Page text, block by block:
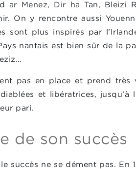
ar Menez, Dir ha Tan, Bleizi
On y rencontre aussi
sont plus inspirés par
nantais est bien sûr de la
pas en place et prend très
et libératrices, jusqu’à
pari.
de son succès
succès ne se dément pas. En